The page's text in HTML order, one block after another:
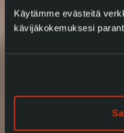
Käytämme evästeitä
kävijäkokemuksesi